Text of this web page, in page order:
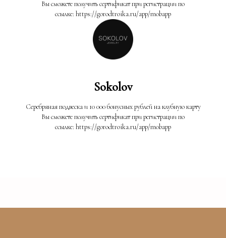
Вы сможете получить сертификат при регистрации по
ссылке: https://gorodtroika.ru/app/mobapp
Sokolov
Серебряная подвеска и 10 000 бонусных рублей на клубную карту
Вы сможете получить сертификат при регистрации по
ссылке: https://gorodtroika.ru/app/mobapp